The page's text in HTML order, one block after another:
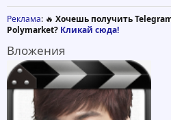
Реклама: 🔥 Хочешь получить
Polymarket? Кликай сюда!
Вложения